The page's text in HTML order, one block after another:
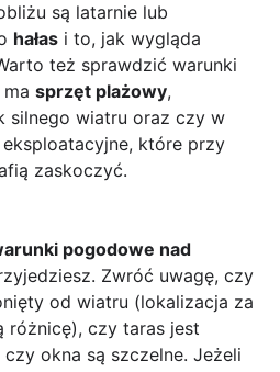
są latarnie lub
hałas i to, jak wygląda
też sprawdzić warunki
sprzęt plażowy,
silnego wiatru oraz czy w
które przy
zaskoczyć.
pogodowe nad
Zwróć uwagę, czy
od wiatru (lokalizacja za
różnicę), czy taras jest
okna są szczelne. Jeżeli